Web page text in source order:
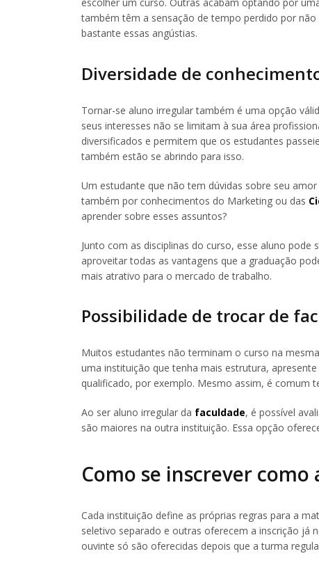
também têm a sensação de tempo perdido por
bastante essas angústias.
Diversidade de
Tornar-se aluno irregular também é uma opção
seus interesses não se limitam à sua área
diversificados e permitem que os estudantes
também estão se abrindo para isso.
Um estudante que não tem dúvidas sobre seu
também por conhecimentos do Marketing ou das
aprender sobre esses assuntos?
Junto com as disciplinas do curso, esse aluno
aproveitar todas as vantagens que a graduação
mais atrativo para o mercado de trabalho.
Possibilidade de trocar de
Muitos estudantes não terminam o curso na
uma instituição que tenha mais estrutura,
qualificado, por exemplo. Mesmo assim, é comum
Ao ser aluno irregular da faculdade, é possível
são maiores na outra instituição. Essa opção
Como se inscrever
Cada instituição define as próprias regras para a
seletivo separado e outras oferecem a inscrição já
ouvinte só são oferecidas depois que a turma